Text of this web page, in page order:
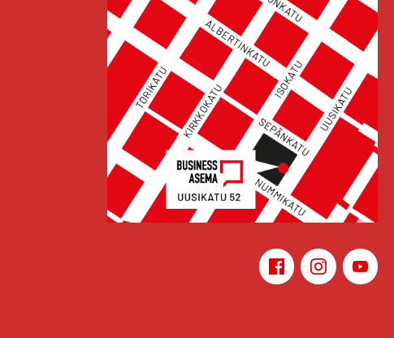
Face­bookIns­ta­gram